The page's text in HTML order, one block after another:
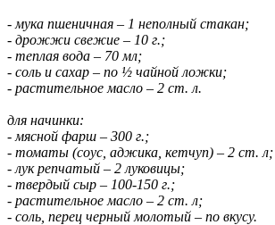
- мука пшеничная – 1 неполный стакан;
- дрожжи свежие – 10 г.;
- теплая вода – 70 мл;
- соль и сахар – по ½ чайной ложки;
- растительное масло – 2 ст. л.
для начинки:
- мясной фарш – 300 г.;
- томаты (соус, аджика, кетчуп) – 2 ст. л;
- лук репчатый – 2 луковицы;
- твердый сыр – 100-150 г.;
- растительное масло – 2 ст. л;
- соль, перец черный молотый – по вкусу.